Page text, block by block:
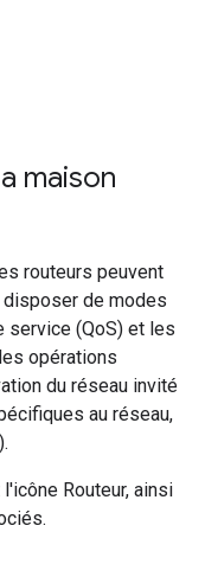
maison
routeurs peuvent
disposer de modes
service (QoS) et les
opérations
du réseau invité
au réseau,
Routeur, ainsi